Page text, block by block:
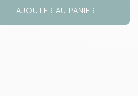
AJOUTER AU PANIER